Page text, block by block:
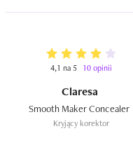
4,1 na 5 10 opinii
Claresa
Kryjący korektor